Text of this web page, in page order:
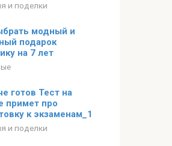
и поделки
модный и
подарок
на 7 лет
готов Тест на
примет про
к экзаменам_1
и поделки